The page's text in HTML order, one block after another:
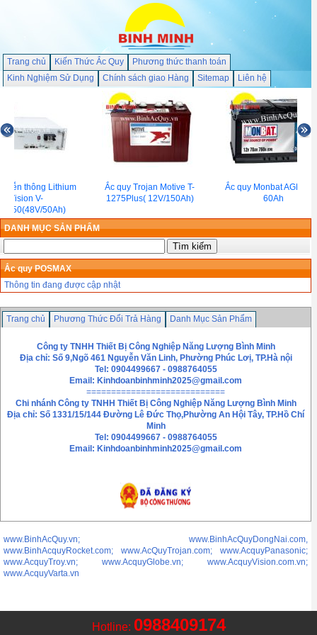
Trang chủ Kiến Thức Ắc Quy
Phương thức thanh toán
Kinh Nghiệm Sử Dụng
Chính sách giao Hàng Sitemap Liên hệ
Viễn thông Lithium
Vision V-
50Ah)
Ắc quy Trojan Motive T-
1275Plus( 12V/150Ah)
Ắc quy Monbat AGM
60Ah
DANH MỤC SẢN PHẨM
Ắc quy POSMAX
Thông tin đang được cập nhật
0988409174
Trang chủ Phương Thức Đổi Trả Hàng
Danh Mục Sản Phẩm
Công ty TNHH Thiết Bị Công Nghiệp Năng Lượng Bình Minh
Địa chỉ: Số 9,Ngõ 461 Nguyễn Văn Linh, Phường Phúc Lơị, TP.Hà nội
Tel: 0904499667 - 0988764055
Email: Kinhdoanbinhminh2025@gmail.com
============================
Chi nhánh Công ty TNHH Thiết Bị Công Nghiệp Năng Lượng Bình Minh
Địa chỉ: Số 1331/15/144 Đường Lê Đức Thọ,Phường An Hội Tây, TP.Hồ Chí
Minh
Tel: 0904499667 - 0988764055
Email: Kinhdoanbinhminh2025@gmail.com
www.BinhAcQuy.vn; www.BinhAcQuyDongNai.com,
www.BinhAcquyRocket.com; www.AcQuyTrojan.com; www.AcquyPanasonic;
www.AcquyTroy.vn; www.AcquyGlobe.vn; www.AcquyVision.com.vn;
www.AcquyVarta.vn